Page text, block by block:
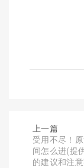
上一篇
受用不尽！
间怎么进(提
的建议和注